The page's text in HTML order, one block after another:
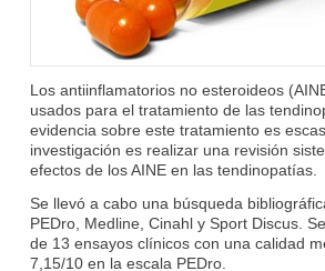
Los antiinflamatorios no esteroideos
usados para el tratamiento de las
evidencia sobre este tratamiento es
investigación es realizar una revisión
efectos de los AINE en las tendinopatías.
Se llevó a cabo una búsqueda
PEDro, Medline, Cinahl y Sport Discus.
de 13 ensayos clínicos con una calidad
7,15/10 en la escala PEDro.